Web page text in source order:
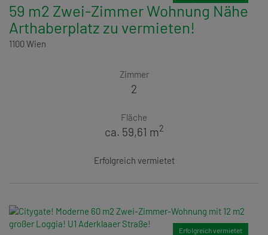
59 m2 Zwei-Zimmer Wohnung Nähe
Arthaberplatz zu vermieten!
1100 Wien
Zimmer
2
Fläche
ca. 59,61 m2
Erfolgreich vermietet
Erfolgreich vermietet